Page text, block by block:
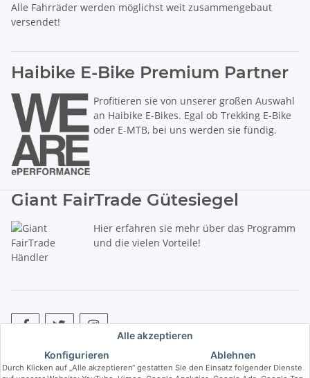
Alle akzeptieren
Konfigurieren
Ablehnen
Durch Klicken auf „Alle akzeptieren“ gestatten Sie den Einsatz folgender Dienste
Alle Fahrräder werden möglichst weit zusammengebaut
versendet!
Haibike E-Bike Premium Partner
Profitieren sie von unserer großen Auswahl
an Haibike E-Bikes. Egal ob Trekking E-Bike
oder E-MTB, bei uns werden sie fündig.
Giant FairTrade Gütesiegel
Hier erfahren sie mehr über das Programm
und die vielen Vorteile!
* Alle Preise inkl. gesetzlicher USt., zzgl.
. ** Hierbei handelt es
sich um die unverbindliche Preisempfehlung des Herstellers (kurz UVP).